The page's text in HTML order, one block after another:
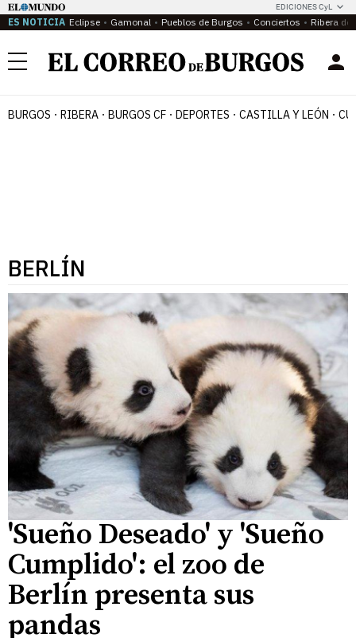
EDICIONES CyL
ES NOTICIA Eclipse Gamonal Pueblos de Burgos Conciertos Ribera del
Menú
BURGOS RIBERA BURGOS CF DEPORTES CASTILLA Y LEÓN
BERLÍN
'Sueño Deseado' y 'Sueño
Cumplido': el zoo de
Berlín presenta sus
pandas